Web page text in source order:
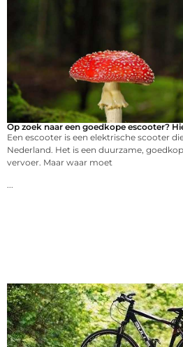
Op zoek naar een goedkope escooter?
Een escooter is een elektrische scooter
Nederland. Het is een duurzame,
vervoer. Maar waar moet
...